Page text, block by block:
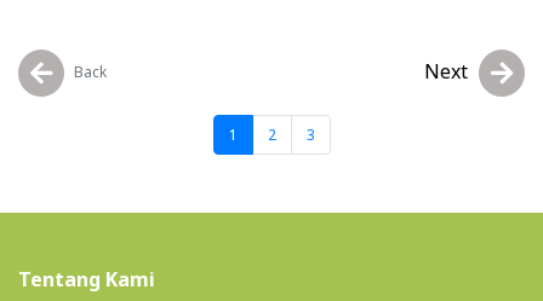
Back
1 2 3
Next
Tentang Kami